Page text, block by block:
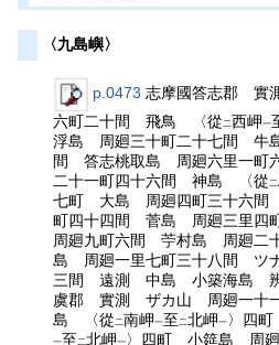
〈九島嶼〉
p.0473 志摩國答志郡 實
六町二十間 飛鳥 〈從二西岬一
浮島 周廻三十町二十七間 牛
間 答志桃取島 周廻六里一町
二十一町四十六間 神島 〈從二
七町 大島 周廻四町三十六間
町四十四間 菅島 周廻三里四
周廻九町六間 苧村島 周廻二
島 周廻一里七町三十八間 ツ
三間 遠測 中島 小築海島
虞郡 實測 ザカ山 周廻一十
島 〈從二南岬一至二北岬一 〉四
一至二北岬一 〉四町 小筵島 周